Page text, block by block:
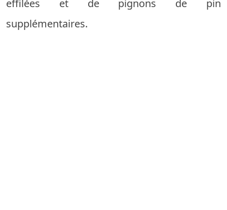
effilées et de pignons de pin
supplémentaires.